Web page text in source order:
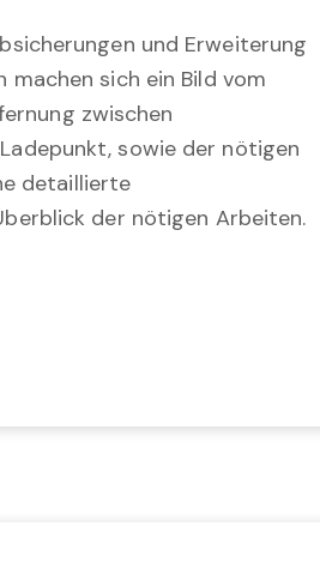
und Erweiterung
machen sich ein Bild vom
zwischen
sowie der nötigen
detaillierte
der nötigen Arbeiten.